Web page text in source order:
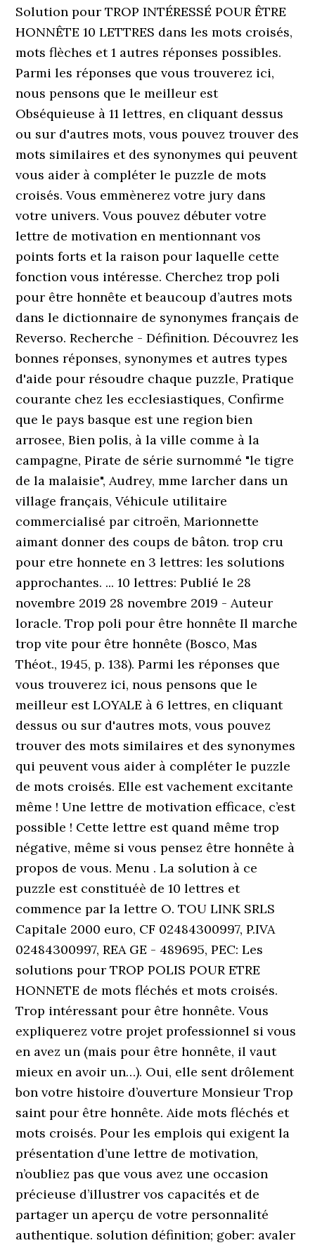
Solution pour TROP INTÉRESSÉ POUR ÊTRE
HONNÊTE 10 LETTRES dans les mots croisés,
mots flèches et 1 autres réponses possibles.
Parmi les réponses que vous trouverez ici,
nous pensons que le meilleur est
Obséquieuse à 11 lettres, en cliquant dessus
ou sur d'autres mots, vous pouvez trouver des
mots similaires et des synonymes qui peuvent
vous aider à compléter le puzzle de mots
croisés. Vous emmènerez votre jury dans
votre univers. Vous pouvez débuter votre
lettre de motivation en mentionnant vos
points forts et la raison pour laquelle cette
fonction vous intéresse. Cherchez trop poli
pour être honnête et beaucoup d’autres mots
dans le dictionnaire de synonymes français de
Reverso. Recherche - Définition. Découvrez les
bonnes réponses, synonymes et autres types
d'aide pour résoudre chaque puzzle, Pratique
courante chez les ecclesiastiques, Confirme
que le pays basque est une region bien
arrosee, Bien polis, à la ville comme à la
campagne, Pirate de série surnommé "le tigre
de la malaisie", Audrey, mme larcher dans un
village français, Véhicule utilitaire
commercialisé par citroën, Marionnette
aimant donner des coups de bâton. trop cru
pour etre honnete en 3 lettres: les solutions
approchantes. ... 10 lettres: Publié le 28
novembre 2019 28 novembre 2019 - Auteur
loracle. Trop poli pour être honnête Il marche
trop vite pour être honnête (Bosco, Mas
Théot., 1945, p. 138). Parmi les réponses que
vous trouverez ici, nous pensons que le
meilleur est LOYALE à 6 lettres, en cliquant
dessus ou sur d'autres mots, vous pouvez
trouver des mots similaires et des synonymes
qui peuvent vous aider à compléter le puzzle
de mots croisés. Elle est vachement excitante
même ! Une lettre de motivation efficace, c’est
possible ! Cette lettre est quand même trop
négative, même si vous pensez être honnête à
propos de vous. Menu . La solution à ce
puzzle est constituéè de 10 lettres et
commence par la lettre O. TOU LINK SRLS
Capitale 2000 euro, CF 02484300997, P.IVA
02484300997, REA GE - 489695, PEC: Les
solutions pour TROP POLIS POUR ETRE
HONNETE de mots fléchés et mots croisés.
Trop intéressant pour être honnête. Vous
expliquerez votre projet professionnel si vous
en avez un (mais pour être honnête, il vaut
mieux en avoir un…). Oui, elle sent drôlement
bon votre histoire d’ouverture Monsieur Trop
saint pour être honnête. Aide mots fléchés et
mots croisés. Pour les emplois qui exigent la
présentation d’une lettre de motivation,
n’oubliez pas que vous avez une occasion
précieuse d’illustrer vos capacités et de
partager un aperçu de votre personnalité
authentique. solution définition; gober: avaler